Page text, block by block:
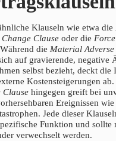
Klauseln wie etwa die
Change Clause oder die
die Material Adverse
auf gravierende, negative
selbst bezieht, deckt die
Kostensteigerungen
Clause hingegen greift bei
Ereignissen wie
Jede dieser
Funktion und sollte
verwechselt werden.